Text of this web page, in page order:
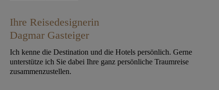
Ihre Reisedesignerin
Dagmar Gasteiger
Ich kenne die Destination und die Hotels persönlich. Gerne
unterstütze ich Sie dabei Ihre ganz persönliche Traumreise
zusammenzustellen.